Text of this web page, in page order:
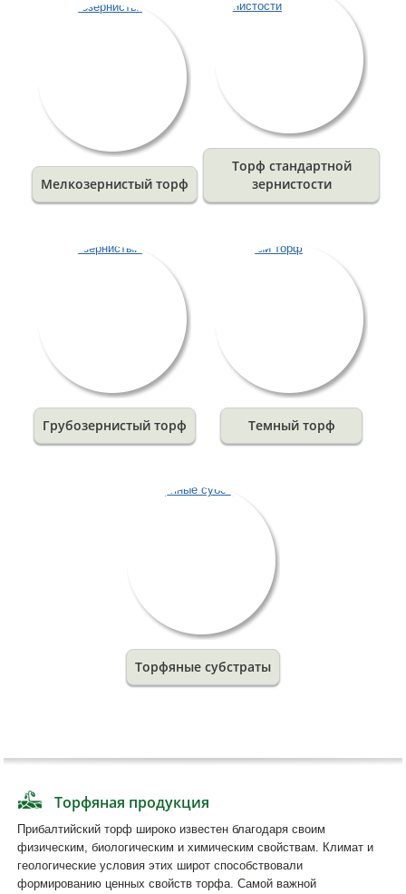
Мелкозернистый торф
Торф стандартной
зернистости
Грубозернистый торф Темный торф
Торфяные субстраты
Торфяная продукция
Прибалтийский торф широко известен благодаря своим
физическим, биологическим и химическим свойствам. Климат и
геологические условия этих широт способствовали
формированию ценных свойств торфа. Самой важной